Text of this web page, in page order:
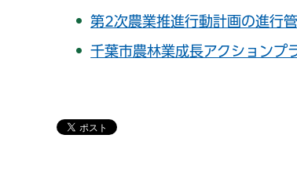
第2次農業推進行動計画の進行
千葉市農林業成長アクションプ